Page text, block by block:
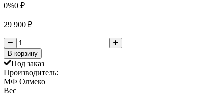
0%0 ₽
29 900 ₽
В корзину
Под заказ
Производитель:
МФ Олмеко
Вес